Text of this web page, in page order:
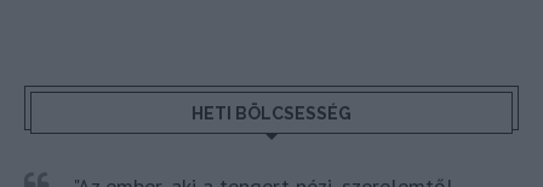
HETI BÖLCSESSÉG